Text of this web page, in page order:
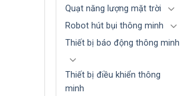
Quạt năng lượng mặt trời
Robot hút bụi thông minh
Thiết bị báo động thông minh
Thiết bị điều khiển thông
minh